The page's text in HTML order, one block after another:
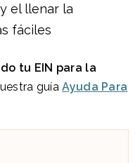
el llenar la
fáciles
tu EIN para la
guíaAyuda Para